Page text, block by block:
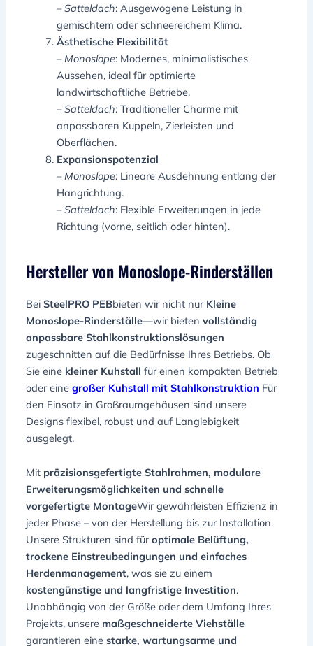
–Satteldach: Ausgewogene Leistung in
gemischtem oder schneereichem Klima.
Ästhetische Flexibilität
– Monoslope: Modernes, minimalistisches
Aussehen, ideal für optimierte
landwirtschaftliche Betriebe.
–Satteldach: Traditioneller Charme mit
anpassbaren Kuppeln, Zierleisten und
Oberflächen.
Expansionspotenzial
– Monoslope: Lineare Ausdehnung entlang der
Hangrichtung.
–Satteldach: Flexible Erweiterungen in jede
Richtung (vorne, seitlich oder hinten).
Hersteller von Monoslope-Rinderställen
BeiSteelPRO PEBbieten wir nicht nur Kleine
Monoslope-Rinderställe—wir bietenvollständig
anpassbare Stahlkonstruktionslösungen
zugeschnitten auf die Bedürfnisse Ihres Betriebs. Ob
Sie eine kleiner Kuhstall für einen kompakten Betrieb
oder einegroßer Kuhstall mit Stahlkonstruktion Für
den Einsatz in Großraumgehäusen sind unsere
Designs flexibel, robust und auf Langlebigkeit
ausgelegt.
Mit präzisionsgefertigte Stahlrahmen, modulare
Erweiterungsmöglichkeiten und schnelle
vorgefertigte MontageWir gewährleisten Effizienz in
jeder Phase – von der Herstellung bis zur Installation.
Unsere Strukturen sind füroptimale Belüftung,
trockene Einstreubedingungen und einfaches
Herdenmanagement, was sie zu einem
kostengünstige und langfristige Investition.
Unabhängig von der Größe oder dem Umfang Ihres
Projekts, unsere maßgeschneiderte Viehställe
garantieren einestarke, wartungsarme und